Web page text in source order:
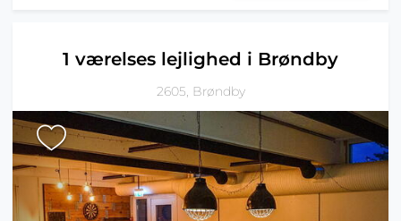
1 værelses lejlighed i Brøndby
2605, Brøndby